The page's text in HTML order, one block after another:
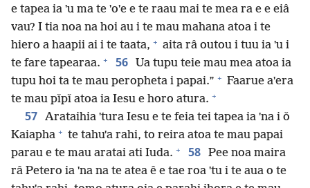
e tapea ia ˈu ma te ˈoˈe e te raau mai te mea ra e e eiâ
vau? I tia noa na hoi au i te mau mahana atoa i te
hiero a haapii ai i te taata, + aita râ outou i tuu ia ˈu i
te fare tapearaa. + 56
Ua tupu teie mau mea atoa ia
tupu hoi ta te mau peropheta i papai.” + Faarue aˈera
te mau pǐpǐ atoa ia Iesu e horo atura. +
57 Arataihia ˈtura Iesu e te feia tei tapea ia ˈna i ǒ
Kaiapha + te tahuˈa rahi, to reira atoa te mau papai
parau e te mau aratai ati Iuda. + 58 Pee noa maira
râ Petero ia ˈna na te atea ê e tae roa ˈtu i te aua o te